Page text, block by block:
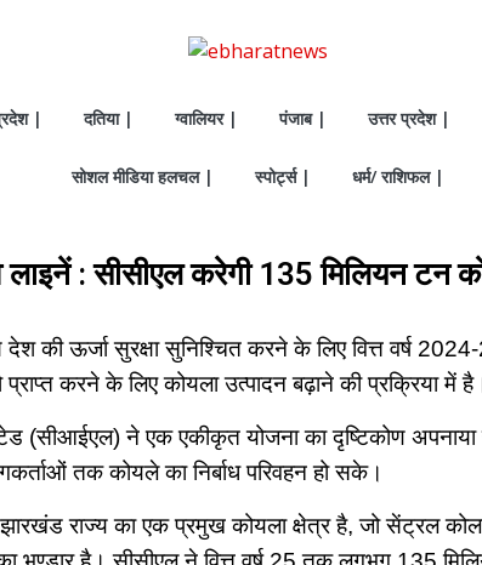
| दतिया | ग्वालियर | पंजाब | उत्तर प्रदेश |
सोशल मीडिया हलचल | स्पोर्ट्स | धर्म/ राशिफल |
लाइनें : सीसीएल करेगी 135 मिलियन टन
देश की ऊर्जा सुरक्षा सुनिश्चित करने के लिए वित्त वर्ष
करने के लिए कोयला उत्पादन बढ़ाने की प्रक्रिया में
(सीआईएल) ने एक एकीकृत योजना का दृष्टिकोण
तक कोयले का निर्बाध परिवहन हो सके।
झारखंड राज्य का एक प्रमुख कोयला क्षेत्र है, जो सेंट्रल